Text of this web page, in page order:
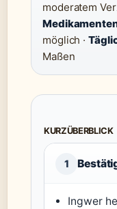
moderatem
möglich ·
Maßen
KURZÜBERBLICK
1
Ingwer